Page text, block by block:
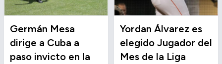
Germán Mesa
dirige a Cuba a
paso invicto en la
Yordan Álvarez es
elegido Jugador del
Mes de la Liga